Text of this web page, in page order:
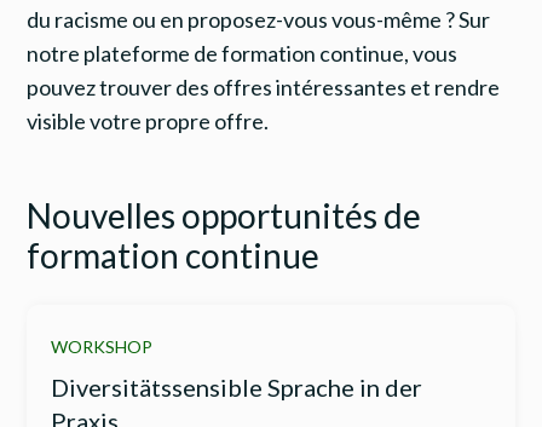
du racisme ou en proposez-vous vous-même ? Sur
notre plateforme de formation continue, vous
pouvez trouver des offres intéressantes et rendre
visible votre propre offre.
Nouvelles opportunités de
formation continue
WORKSHOP
Diversitätssensible Sprache in der
Praxis